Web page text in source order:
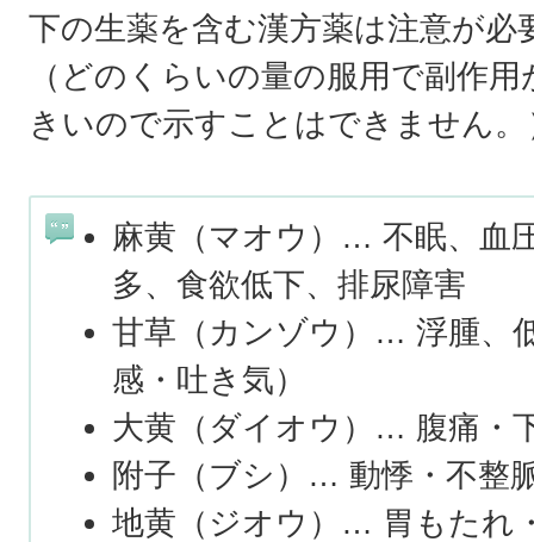
下の生薬を含む漢方薬は注意が必
（どのくらいの量の服用で副作
きいので示すことはできません。
麻黄（マオウ）… 不眠、血
多、食欲低下、排尿障害
甘草（カンゾウ）… 浮腫、
感・吐き気）
大黄（ダイオウ）… 腹痛・
附子（ブシ）… 動悸・不整
地黄（ジオウ）… 胃もたれ